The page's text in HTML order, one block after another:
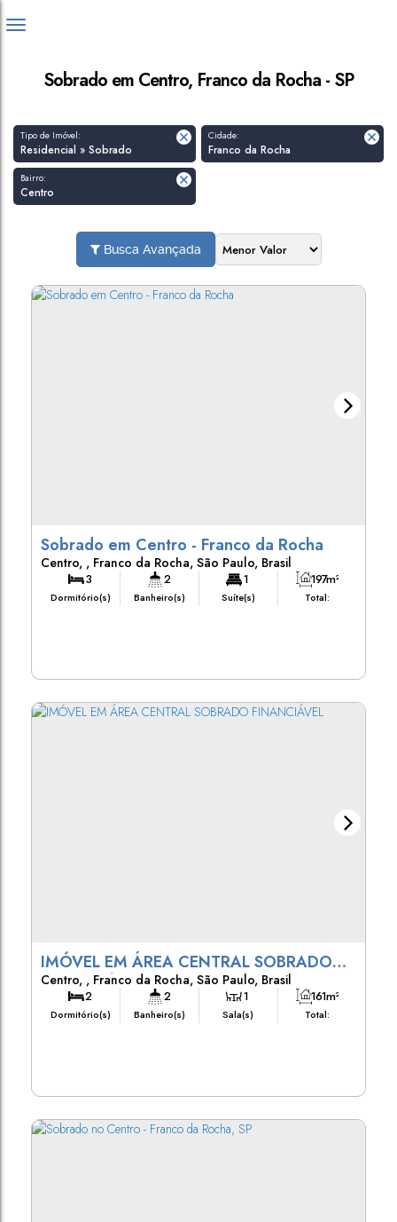
Sobrado em Centro, Franco da Rocha - SP
Tipo de Imóvel:
Residencial » Sobrado
Cidade:
Franco da Rocha
Bairro:
Centro
Busca Avançada
Sobrado em Centro - Franco da Rocha
Centro , Franco da Rocha, São Paulo, Brasil
3
Dormitório(s)
2
Banheiro(s)
1
Suíte(s) Total:
197m²
IMÓVEL EM ÁREA CENTRAL SOBRADO
FINANCIÁVEL
Centro , Franco da Rocha, São Paulo, Brasil
2
Dormitório(s)
2
Banheiro(s)
1
Sala(s) Total:
161m²